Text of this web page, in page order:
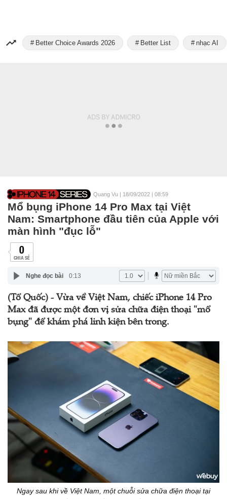
Better Choice Awards 2026 Better List nhạc AI
Quang Vu | 18/09/2022 | 08:59
Mổ bụng iPhone 14 Pro Max tại Việt
Nam: Smartphone đầu tiên của Apple với
màn hình "đục lỗ"
0
CHIA SẺ
Nghe đọc bài 0:13
(Tổ Quốc) - Vừa về Việt Nam, chiếc iPhone 14 Pro
Max đã được một đơn vị sửa chữa điện thoại "mổ
bụng" để khám phá linh kiện bên trong.
Ngay sau khi về Việt Nam, một chuỗi sửa chữa điện thoại tại